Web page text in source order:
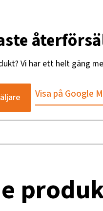
Vi har ett helt gäng
Visa på Google